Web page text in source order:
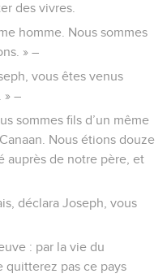
des vivres.
homme. Nous sommes
» –
vous êtes venus
» –
sommes fils d’un même
Nous étions douze
auprès de notre père, et
déclara Joseph, vous
: par la vie du
quitterez pas ce pays